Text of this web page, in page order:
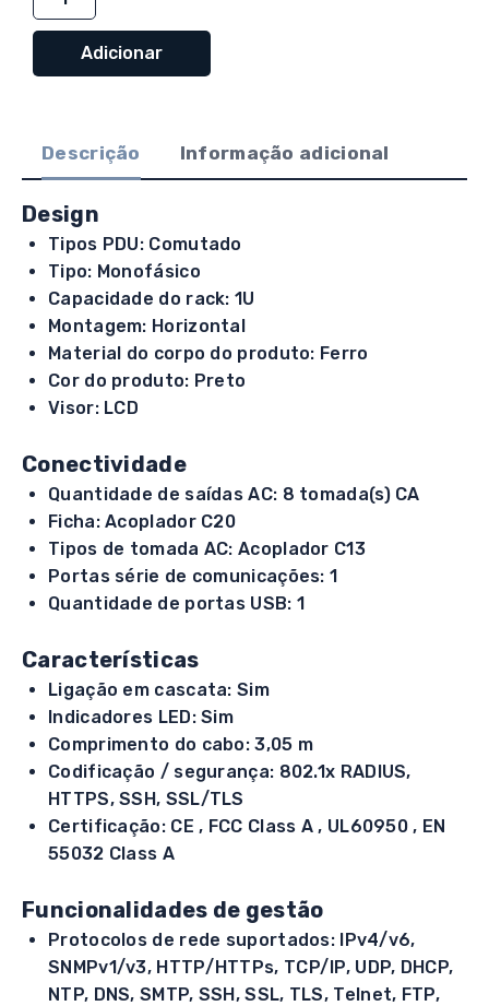
de
Automático
Tomadas
C13
Lcd
Rack
1U
16A
Adicionar
Descrição Informação adicional
Design
Tipos PDU: Comutado
Tipo: Monofásico
Capacidade do rack: 1U
Montagem: Horizontal
Material do corpo do produto: Ferro
Cor do produto: Preto
Visor: LCD
Conectividade
Quantidade de saídas AC: 8 tomada(s) CA
Ficha: Acoplador C20
Tipos de tomada AC: Acoplador C13
Portas série de comunicações: 1
Quantidade de portas USB: 1
Características
Ligação em cascata: Sim
Indicadores LED: Sim
Comprimento do cabo: 3,05 m
Codificação / segurança: 802.1x RADIUS,
HTTPS, SSH, SSL/TLS
Certificação: CE , FCC Class A , UL60950 , EN
55032 Class A
Funcionalidades de gestão
Protocolos de rede suportados: IPv4/v6,
SNMPv1/v3, HTTP/HTTPs, TCP/IP, UDP, DHCP,
NTP, DNS, SMTP, SSH, SSL, TLS, Telnet, FTP,